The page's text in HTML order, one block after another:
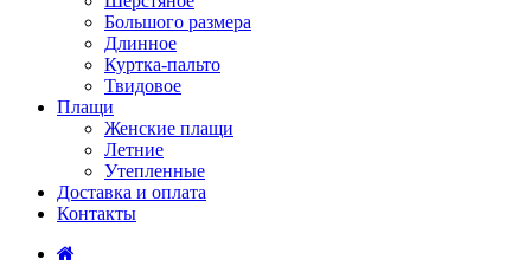
Большого размера
Длинное
Куртка-пальто
Твидовое
Плащи
Женские плащи
Летние
Утепленные
Доставка и оплата
Контакты